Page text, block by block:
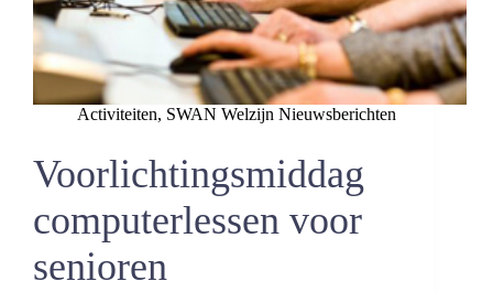
Activiteiten, SWAN Welzijn Nieuwsberichten
Voorlichtingsmiddag
computerlessen voor
senioren